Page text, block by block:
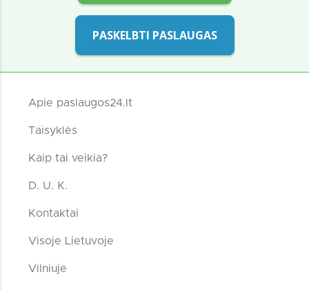
PASKELBTI PASLAUGAS
Apie paslaugos24.lt
Taisyklės
Kaip tai veikia?
D. U. K.
Kontaktai
Visoje Lietuvoje
Vilniuje